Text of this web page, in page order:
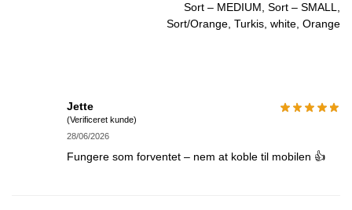
Sort – MEDIUM, Sort – SMALL,
Sort/Orange, Turkis, white, Orange
Jette
(Verificeret kunde)
28/06/2026
Fungere som forventet – nem at koble til mobilen 👍